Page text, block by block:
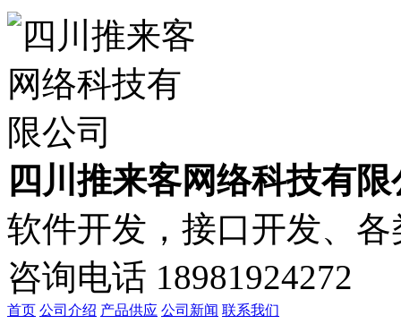
四川推来客网络科技有限
软件开发，接口开发、
咨询电话 18981924272
首页 公司介绍 产品供应 公司新闻 联系我们